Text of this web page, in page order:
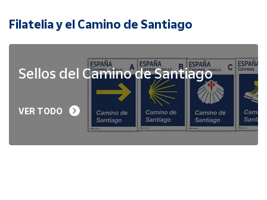
Filatelia y el Camino de Santiago
Sellos del Camino de Santiago
VER TODO